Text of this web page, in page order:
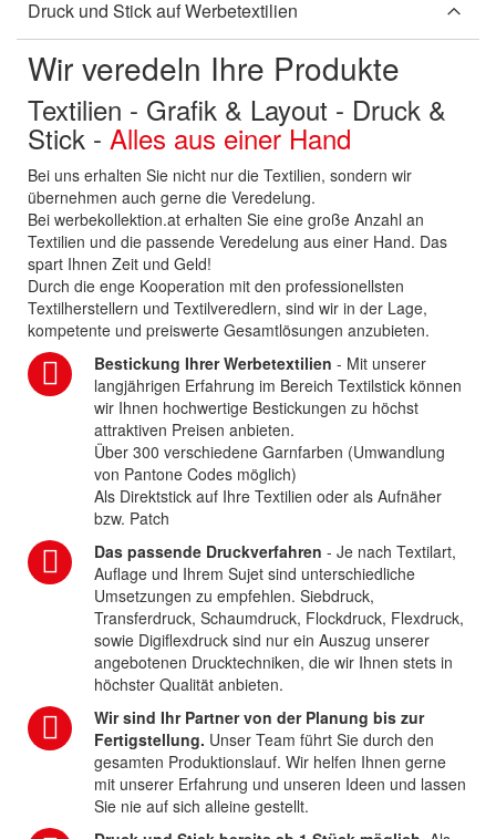
Druck und Stick auf Werbetextilien
Wir veredeln Ihre Produkte
Textilien - Grafik & Layout - Druck &
Stick - Alles aus einer Hand
Bei uns erhalten Sie nicht nur die Textilien, sondern wir
übernehmen auch gerne die Veredelung.
Bei werbekollektion.at erhalten Sie eine große Anzahl an
Textilien und die passende Veredelung aus einer Hand. Das
spart Ihnen Zeit und Geld!
Durch die enge Kooperation mit den professionellsten
Textilherstellern und Textilveredlern, sind wir in der Lage,
kompetente und preiswerte Gesamtlösungen anzubieten.
Bestickung Ihrer Werbetextilien - Mit unserer
langjährigen Erfahrung im Bereich Textilstick können
wir Ihnen hochwertige Bestickungen zu höchst
attraktiven Preisen anbieten.
Über 300 verschiedene Garnfarben (Umwandlung
von Pantone Codes möglich)
Als Direktstick auf Ihre Textilien oder als Aufnäher
bzw. Patch
Das passende Druckverfahren - Je nach Textilart,
Auflage und Ihrem Sujet sind unterschiedliche
Umsetzungen zu empfehlen. Siebdruck,
Transferdruck, Schaumdruck, Flockdruck, Flexdruck,
sowie Digiflexdruck sind nur ein Auszug unserer
angebotenen Drucktechniken, die wir Ihnen stets in
höchster Qualität anbieten.
Wir sind Ihr Partner von der Planung bis zur
Fertigstellung. Unser Team führt Sie durch den
gesamten Produktionslauf. Wir helfen Ihnen gerne
mit unserer Erfahrung und unseren Ideen und lassen
Sie nie auf sich alleine gestellt.